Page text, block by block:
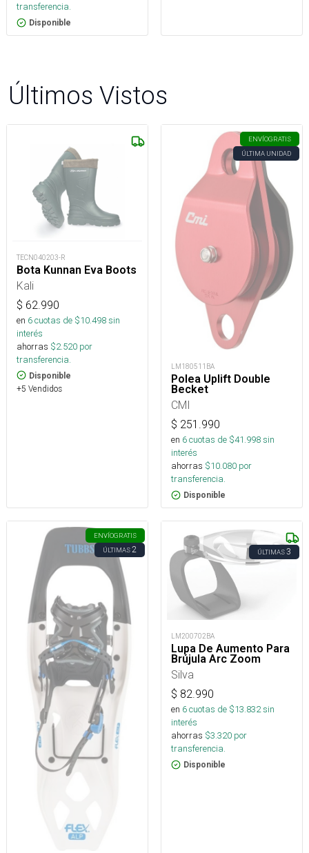
transferencia.
Disponible
Últimos Vistos
TECN040203-R
Bota Kunnan Eva Boots
Kali
$ 62.990
en 6cuotas de $10.498sin
interés
ahorras $2.520 por
transferencia.
Disponible
+5 Vendidos
ENVÍOGRATIS
ÚLTIMA UNIDAD
LM180511BA
Polea Uplift Double
Becket
CMI
$ 251.990
en 6cuotas de $41.998sin
interés
ahorras $10.080 por
transferencia.
Disponible
ENVÍOGRATIS
ÚLTIMAS2 ÚLTIMAS3
LM200702BA
Lupa De Aumento Para
Brújula Arc Zoom
Silva
$ 82.990
en 6cuotas de $13.832sin
interés
ahorras $3.320 por
transferencia.
Disponible